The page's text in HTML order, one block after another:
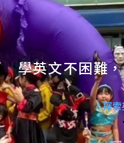
學英文不困難
探